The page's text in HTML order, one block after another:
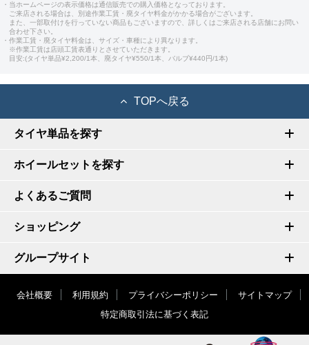
・当ホームページの表示価格は通信販売での購入価格となっております。
ご来店される場合は、別途作業工賃・廃タイヤ料金がかかる場合がございます。
また、一部取付けを行っていない商品もございますので、詳しくはご来店される店舗にお問い
合わせ下さい。
・作業工賃・廃タイヤ料金は、サイズ・車種により異なります。
※作業工賃は店頭工賃表通りとさせていただきます。
目安:(タイヤ単品¥2,200/1本、廃タイヤ¥550/1本、バルブ¥440円/1本)
TOPへ戻る
タイヤ単品を探す
ホイールセットを探す
よくあるご質問
ショッピング
グループサイト
会社概要 利用規約 プライバシーポリシー
サイトマップ
特定商取引法に基づく表記